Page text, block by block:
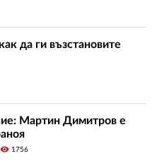
да ги възстановите
Мартин Димитров е
visibility 1756